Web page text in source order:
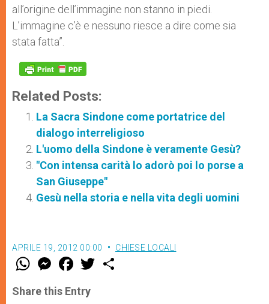
all’origine dell’immagine non stanno in piedi.
L’immagine c’è e nessuno riesce a dire come sia
stata fatta”.
Related Posts:
La Sacra Sindone come portatrice del
dialogo interreligioso
L'uomo della Sindone è veramente Gesù?
"Con intensa carità lo adorò poi lo porse a
San Giuseppe"
Gesù nella storia e nella vita degli uomini
APRILE 19, 2012 00:00 CHIESE LOCALI
W
t
s
M
e
s
e
F
a
e
b
w
Share this Entry